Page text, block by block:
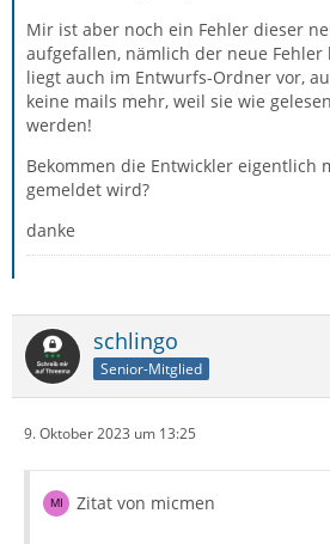
Mir ist aber noch ein Fehler dieser
aufgefallen, nämlich der neue Fehler
liegt auch im Entwurfs-Ordner vor,
keine mails mehr, weil sie wie
werden!
Bekommen die Entwickler eigentlich
gemeldet wird?
danke
schlingo
Senior-Mitglied
9. Oktober 2023 um 13:25
Zitat von micmen